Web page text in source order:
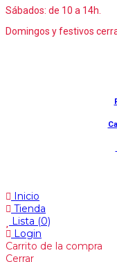
Sábados: de 10 a 14h.
Domingos y festivos
Inicio
Tienda
Lista (0)
Login
Carrito de la compra
Cerrar